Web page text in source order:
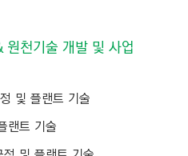
천기술 개발 및 사업
및 플랜트 기술
랜트 기술